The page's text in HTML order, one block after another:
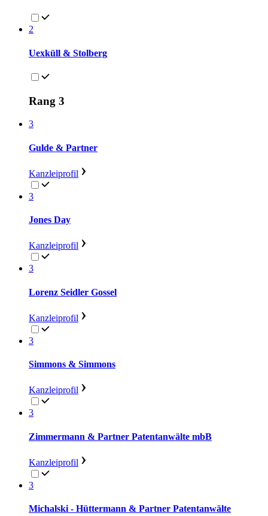
2
Uexküll & Stolberg
Rang 3
3
Gulde & Partner
Kanzleiprofil
3
Jones Day
Kanzleiprofil
3
Lorenz Seidler Gossel
Kanzleiprofil
3
Simmons & Simmons
Kanzleiprofil
3
Zimmermann & Partner Patentanwälte mbB
Kanzleiprofil
3
Michalski - Hüttermann & Partner Patentanwälte